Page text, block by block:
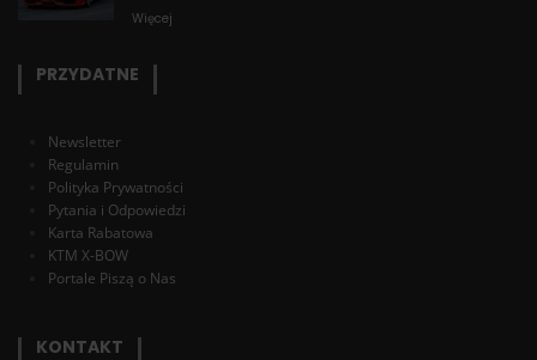
Więcej
PRZYDATNE
Newsletter
Regulamin
Polityka Prywatności
Pytania i Odpowiedzi
Karta Rabatowa
KTM X-BOW
Portale Piszą o Nas
KONTAKT